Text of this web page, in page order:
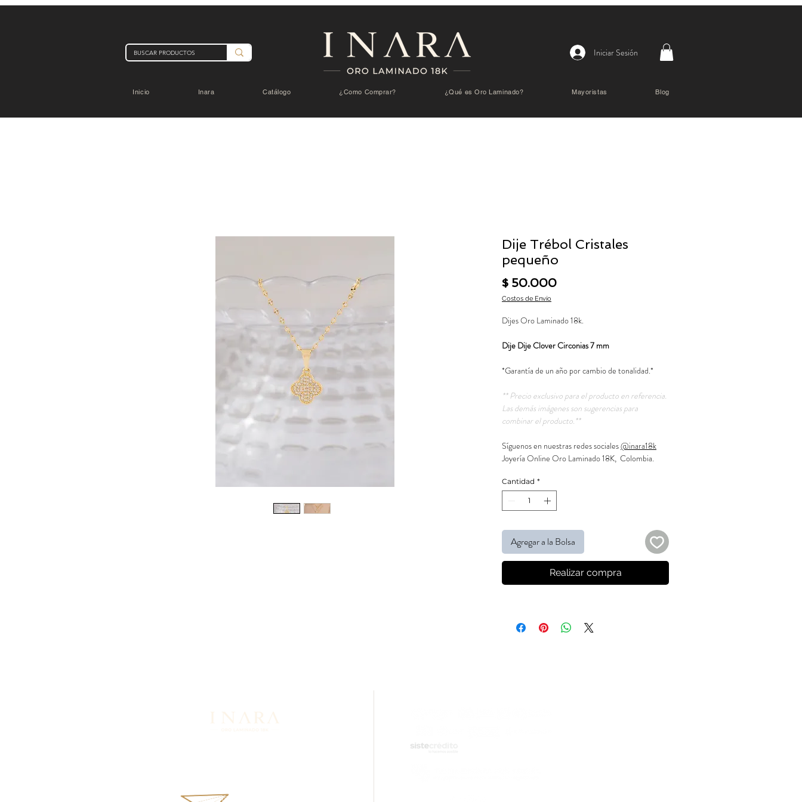
Iniciar Sesión
Inicio Inara Catálogo ¿Como Comprar? ¿Qué es Oro Laminado? Mayoristas Blog
Dije Trébol Cristales
pequeño
$ 50.000Precio
Costos de Envío
Dijes Oro Laminado 18k.
Dije Dije Clover Circonias 7 mm
*Garantía de un año por cambio de tonalidad.*
** Precio exclusivo para el producto en referencia.
Las demás imágenes son sugerencias para
combinar el producto.**
Síguenos en nuestras redes sociales@inara18k
Joyería Online Oro Laminado 18K, Colombia.
Cantidad *
Agregar a la Bolsa
Realizar compra